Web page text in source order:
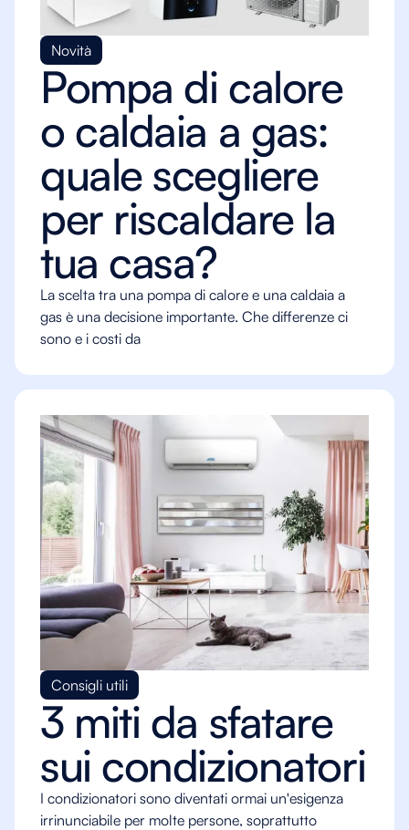
Novità
Pompa di calore
o caldaia a gas:
quale scegliere
per riscaldare la
tua casa?
La scelta tra una pompa di calore e una caldaia a
gas è una decisione importante. Che differenze ci
sono e i costi da
Consigli utili
3 miti da sfatare
sui condizionatori
‍I condizionatori sono diventati ormai un'esigenza
irrinunciabile per molte persone, soprattutto